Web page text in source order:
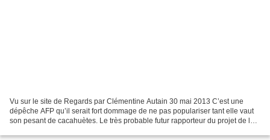
Vu sur le site de Regards par Clémentine Autain 30 mai 2013 C’est une
dépêche AFP qu’il serait fort dommage de ne pas populariser tant elle vaut
son pesant de cacahuètes. Le très probable futur rapporteur du projet de loi